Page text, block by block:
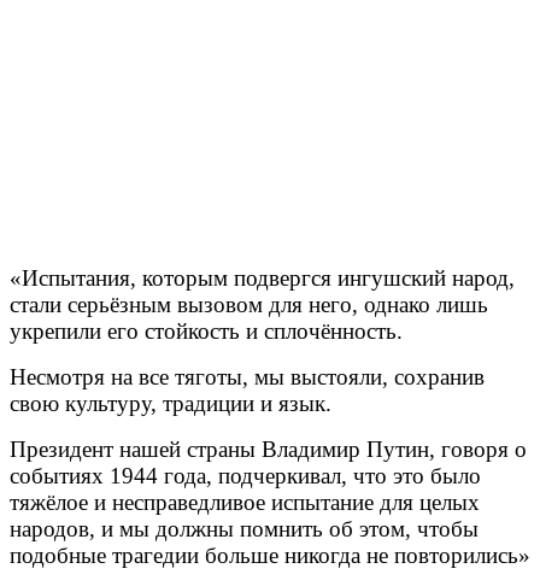
«Испытания, которым подвергся ингушский народ,
стали серьёзным вызовом для него, однако лишь
укрепили его стойкость и сплочённость.
Несмотря на все тяготы, мы выстояли, сохранив
свою культуру, традиции и язык.
Президент нашей страны Владимир Путин, говоря о
событиях 1944 года, подчеркивал, что это было
тяжёлое и несправедливое испытание для целых
народов, и мы должны помнить об этом, чтобы
подобные трагедии больше никогда не повторились»